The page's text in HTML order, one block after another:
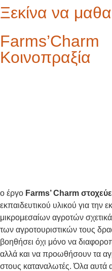
Ξεκίνα να
Farms’Charm
Κοινοπραξία
ο έργο Farms’ Charm
εκπαιδευτικού υλικού για την
μικρομεσαίων αγροτών
των αγροτουριστικών τους
βοηθήσει όχι μόνο να
αλλά και να προωθήσουν τα
στους καταναλωτές. Όλα αυτά